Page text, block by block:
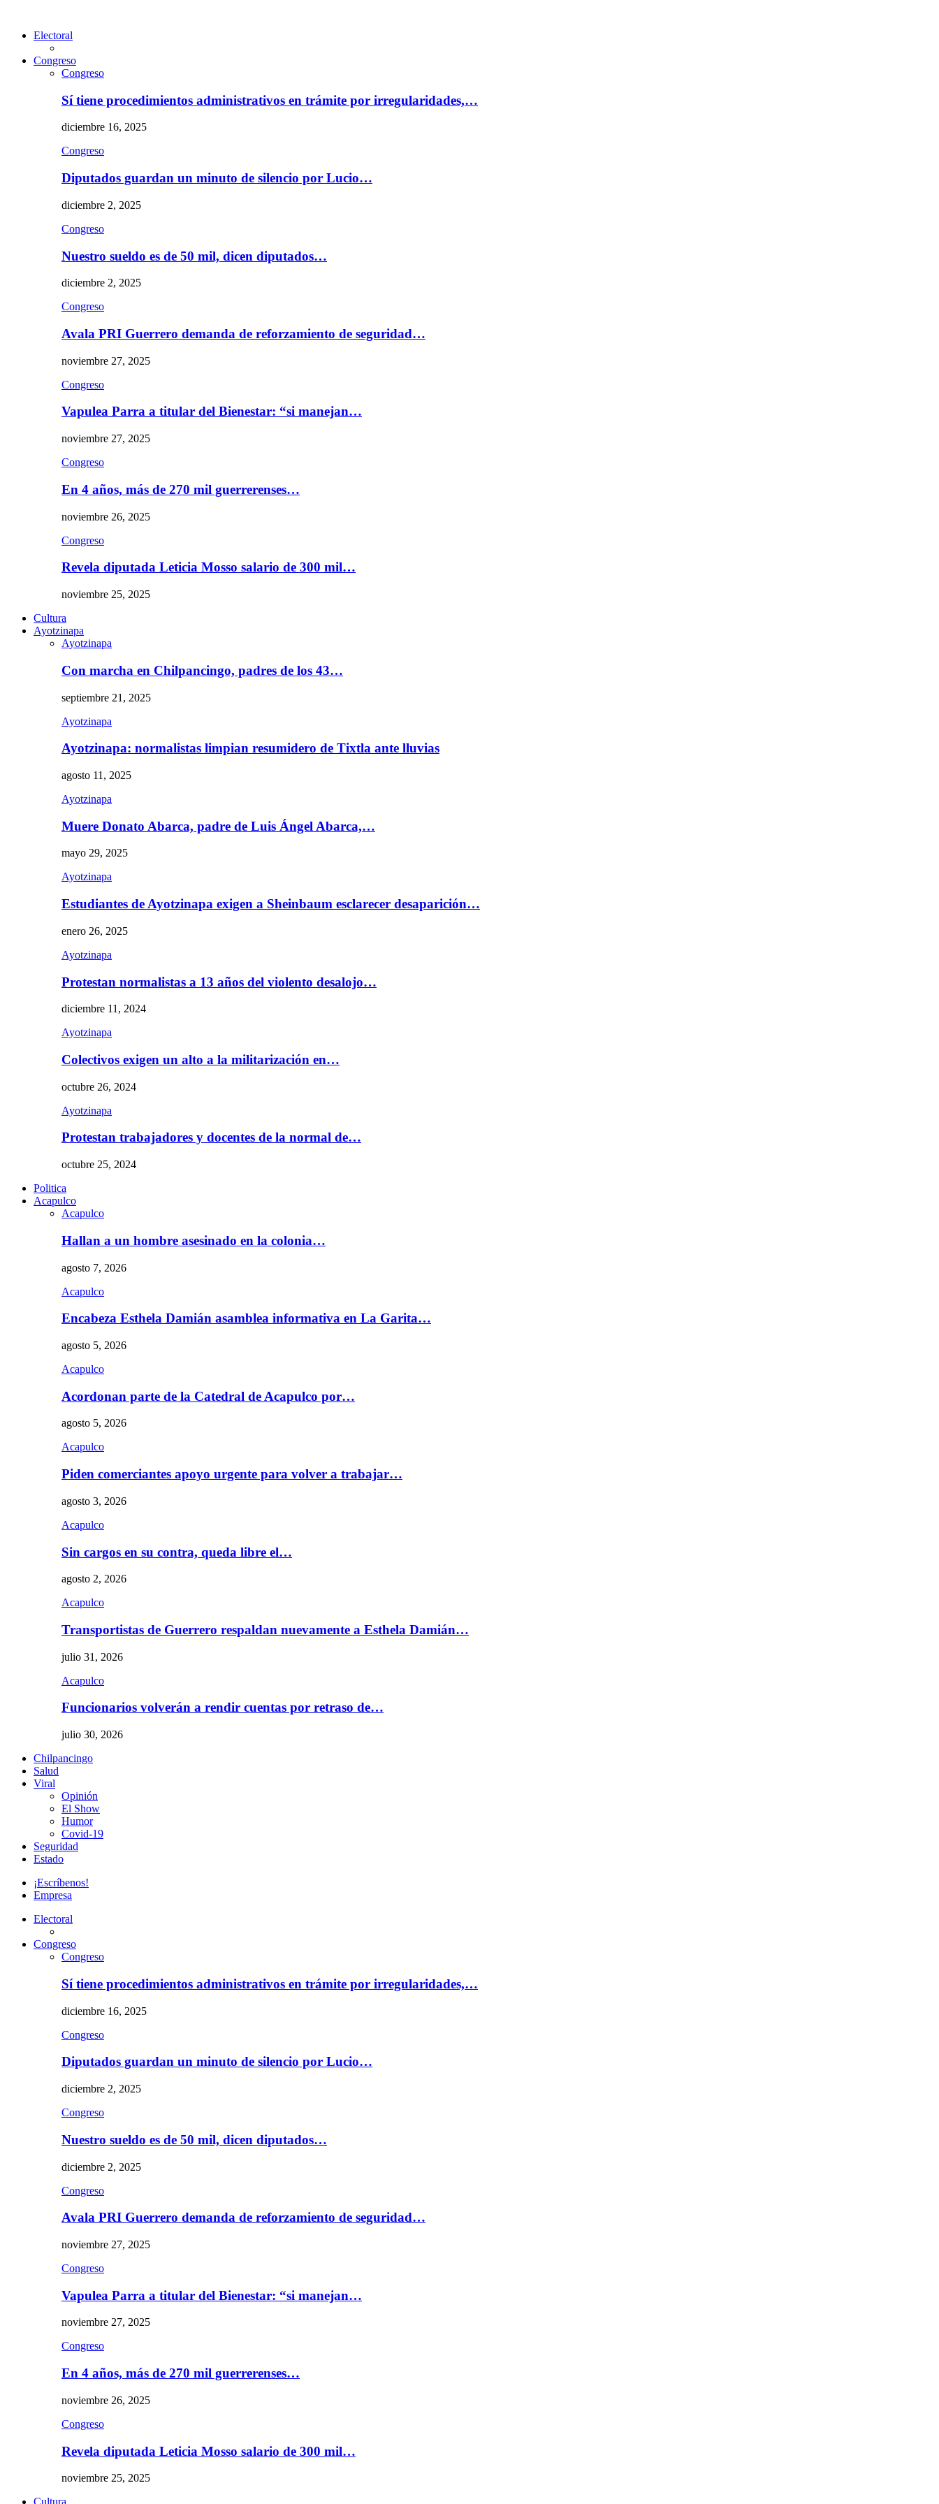
Electoral
Congreso
Congreso
Sí tiene procedimientos administrativos en trámite por irregularidades,…
diciembre 16, 2025
Congreso
Diputados guardan un minuto de silencio por Lucio…
diciembre 2, 2025
Congreso
Nuestro sueldo es de 50 mil, dicen diputados…
diciembre 2, 2025
Congreso
Avala PRI Guerrero demanda de reforzamiento de seguridad…
noviembre 27, 2025
Congreso
Vapulea Parra a titular del Bienestar: “si manejan…
noviembre 27, 2025
Congreso
En 4 años, más de 270 mil guerrerenses…
noviembre 26, 2025
Congreso
Revela diputada Leticia Mosso salario de 300 mil…
noviembre 25, 2025
Cultura
Ayotzinapa
Ayotzinapa
Con marcha en Chilpancingo, padres de los 43…
septiembre 21, 2025
Ayotzinapa
Ayotzinapa: normalistas limpian resumidero de Tixtla ante lluvias
agosto 11, 2025
Ayotzinapa
Muere Donato Abarca, padre de Luis Ángel Abarca,…
mayo 29, 2025
Ayotzinapa
Estudiantes de Ayotzinapa exigen a Sheinbaum esclarecer desaparición…
enero 26, 2025
Ayotzinapa
Protestan normalistas a 13 años del violento desalojo…
diciembre 11, 2024
Ayotzinapa
Colectivos exigen un alto a la militarización en…
octubre 26, 2024
Ayotzinapa
Protestan trabajadores y docentes de la normal de…
octubre 25, 2024
Politica
Acapulco
Acapulco
Hallan a un hombre asesinado en la colonia…
agosto 7, 2026
Acapulco
Encabeza Esthela Damián asamblea informativa en La Garita…
agosto 5, 2026
Acapulco
Acordonan parte de la Catedral de Acapulco por…
agosto 5, 2026
Acapulco
Piden comerciantes apoyo urgente para volver a trabajar…
agosto 3, 2026
Acapulco
Sin cargos en su contra, queda libre el…
agosto 2, 2026
Acapulco
Transportistas de Guerrero respaldan nuevamente a Esthela Damián…
julio 31, 2026
Acapulco
Funcionarios volverán a rendir cuentas por retraso de…
julio 30, 2026
Chilpancingo
Salud
Viral
Opinión
El Show
Humor
Covid-19
Seguridad
Estado
¡Escríbenos!
Empresa
Electoral
Congreso
Congreso
Sí tiene procedimientos administrativos en trámite por irregularidades,…
diciembre 16, 2025
Congreso
Diputados guardan un minuto de silencio por Lucio…
diciembre 2, 2025
Congreso
Nuestro sueldo es de 50 mil, dicen diputados…
diciembre 2, 2025
Congreso
Avala PRI Guerrero demanda de reforzamiento de seguridad…
noviembre 27, 2025
Congreso
Vapulea Parra a titular del Bienestar: “si manejan…
noviembre 27, 2025
Congreso
En 4 años, más de 270 mil guerrerenses…
noviembre 26, 2025
Congreso
Revela diputada Leticia Mosso salario de 300 mil…
noviembre 25, 2025